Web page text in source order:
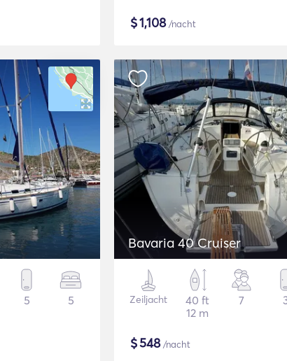
$1,108/nacht
5 5
Bavaria 40 Cruiser
Zeiljacht
40 ft
12 m
7
$548/nacht